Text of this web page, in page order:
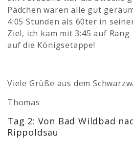
Pädchen waren alle gut
4:05 Stunden als 60ter in
Ziel, ich kam mit 3:45 auf Rang
auf die Königsetappe!
Viele Grüße aus dem
Thomas
Tag 2: Von Bad Wildbad
Rippoldsau